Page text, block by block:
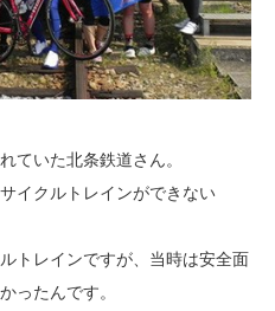
ていた北条鉄道さん。
イクルトレインができない
トレインですが、当時は安全面
ったんです。